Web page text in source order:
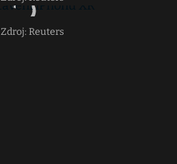
Zdroj: Reuters